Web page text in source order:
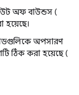
অফ বাউন্ডস (
হয়েছে।
অপসারণ
ঠিক করা হয়েছে (